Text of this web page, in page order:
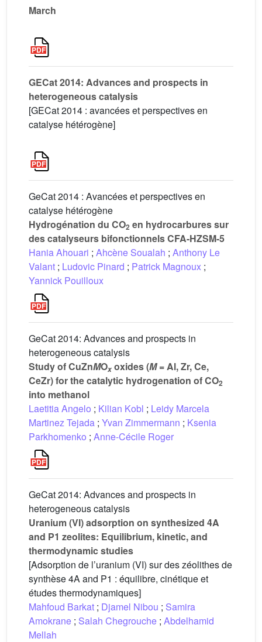
March
GECat 2014: Advances and prospects in
heterogeneous catalysis
[GECat 2014 : avancées et perspectives en
catalyse hétérogène]
GeCat 2014 : Avancées et perspectives en
catalyse hétérogène
Hydrogénation du CO2 en hydrocarbures sur
des catalyseurs bifonctionnels CFA-HZSM-5
Hania Ahouari ; Ahcène Soualah ; Anthony Le
Valant ; Ludovic Pinard ; Patrick Magnoux ;
Yannick Pouilloux
GeCat 2014: Advances and prospects in
heterogeneous catalysis
Study of CuZnMOx oxides (M= Al, Zr, Ce,
CeZr) for the catalytic hydrogenation of CO2
into methanol
Laetitia Angelo ; Kilian Kobl ; Leidy Marcela
Martinez Tejada ; Yvan Zimmermann ; Ksenia
Parkhomenko ; Anne-Cécile Roger
GeCat 2014: Advances and prospects in
heterogeneous catalysis
Uranium (VI) adsorption on synthesized 4A
and P1 zeolites: Equilibrium, kinetic, and
thermodynamic studies
[Adsorption de l’uranium (VI) sur des zéolithes de
synthèse 4A and P1 : équilibre, cinétique et
études thermodynamiques]
Mahfoud Barkat ; Djamel Nibou ; Samira
Amokrane ; Salah Chegrouche ; Abdelhamid
Mellah